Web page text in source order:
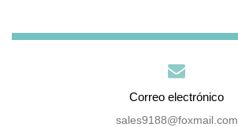
Correo electrónico
sales9188@foxmail.com